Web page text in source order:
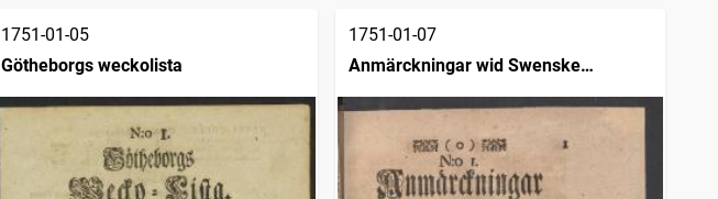
1751-01-05
Götheborgs weckolista
1751-01-07
Anmärckningar wid Swenske
posttidningarne